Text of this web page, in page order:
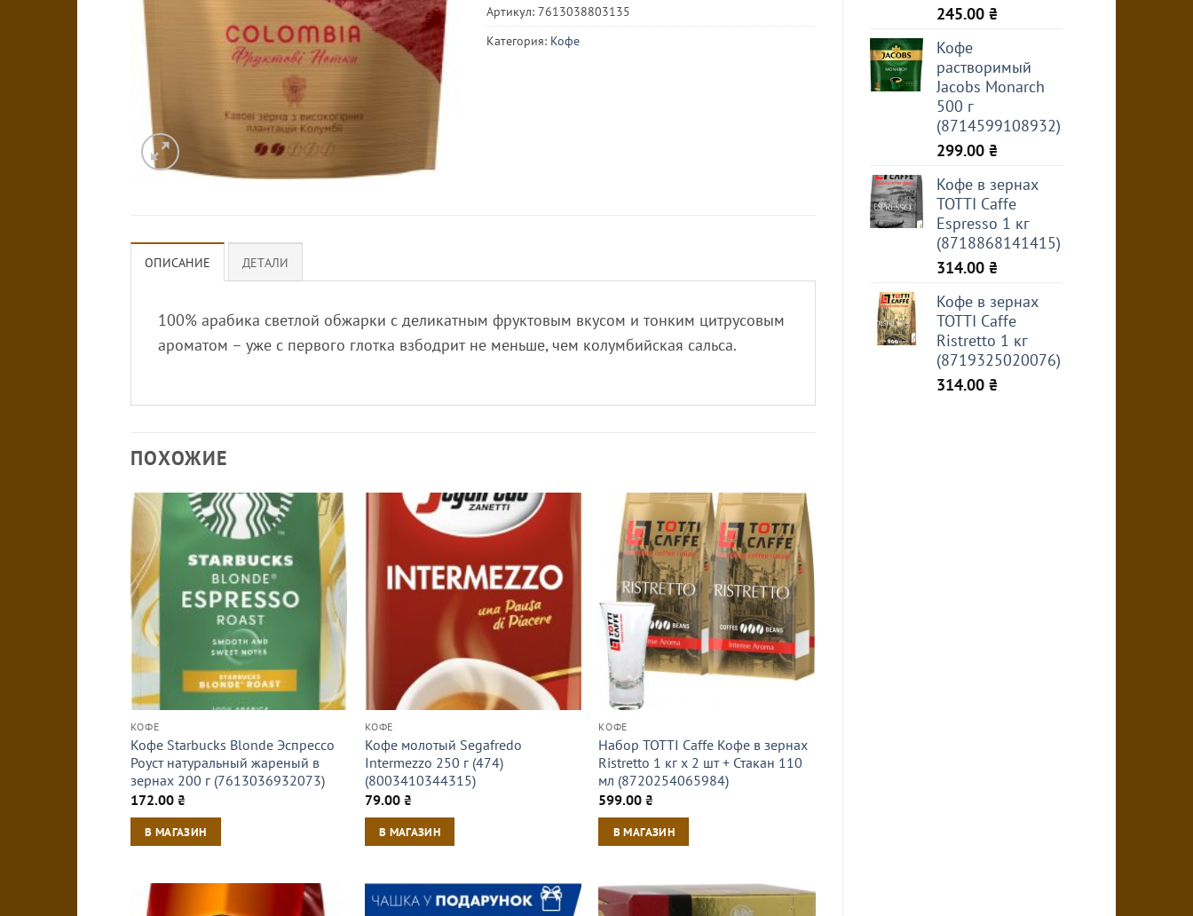
245.00 ₴
Кофе
растворимый
Jacobs Monarch
500 г
(8714599108932)
299.00 ₴
Кофе в зернах
TOTTI Caffe
Espresso 1 кг
(8718868141415)
314.00 ₴
Кофе в зернах
TOTTI Caffe
Ristretto 1 кг
(8719325020076)
314.00 ₴
Артикул: 7613038803135
Категория: Кофе
ОПИСАНИЕ ДЕТАЛИ
100% арабика светлой обжарки с деликатным фруктовым вкусом и тонким цитрусовым
ароматом – уже с первого глотка взбодрит не меньше, чем колумбийская сальса.
ПОХОЖИЕ
КОФЕ
Кофе Starbucks Blonde Эспрессо
Роуст натуральный жареный в
зернах 200 г (7613036932073)
172.00 ₴
В МАГАЗИН
КОФЕ
Кофе молотый Segafredo
Intermezzo 250 г (474)
(8003410344315)
79.00 ₴
В МАГАЗИН
КОФЕ
Набор TOTTI Caffe Кофе в зернах
Ristrettо 1 кг х 2 шт + Стакан 110
мл (8720254065984)
599.00₴
В МАГАЗИН